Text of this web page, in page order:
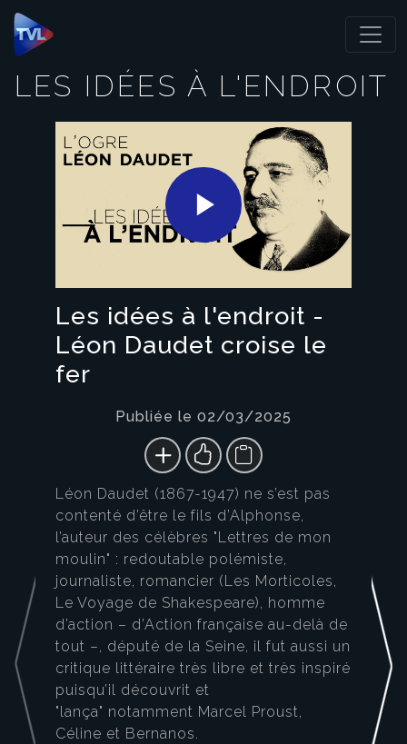
Panneau de gestion des cookies
LES IDÉES À L'ENDROIT
Play
Video
Les idées à l'endroit -
Léon Daudet croise le
fer
Publiée le 02/03/2025
Léon Daudet (1867-1947) ne s’est pas
contenté d’être le fils d’Alphonse,
l’auteur des célèbres "Lettres de mon
moulin" : redoutable polémiste,
journaliste, romancier (Les Morticoles,
Le Voyage de Shakespeare), homme
d’action – d’Action française au-delà de
tout –, député de la Seine, il fut aussi un
critique littéraire très libre et très inspiré
puisqu’il découvrit et
"lança" notamment Marcel Proust,
Céline et Bernanos.